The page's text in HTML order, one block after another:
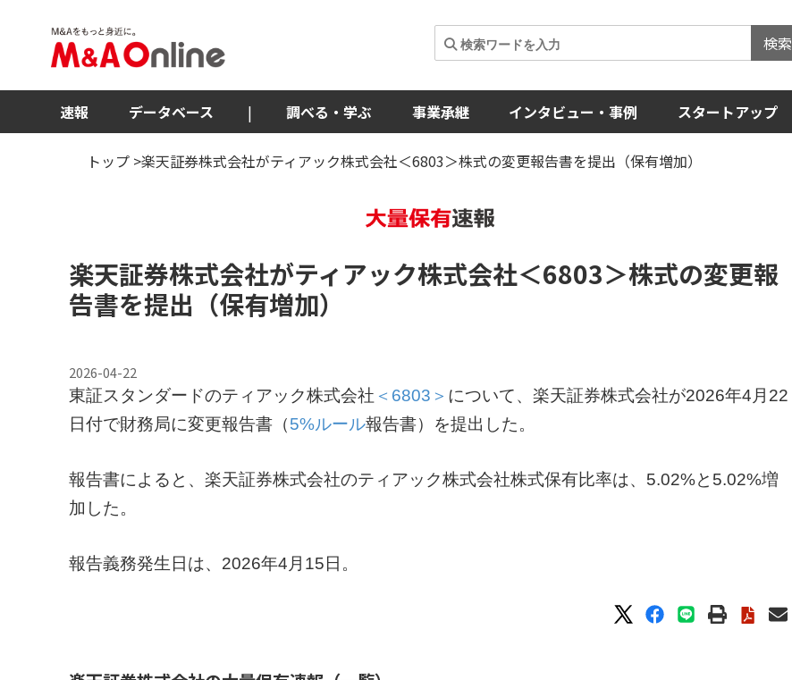
検索
速報 データベース | 調べる・学ぶ 事業承継 インタビュー・事例 スタートアップ
トップ >楽天証券株式会社がティアック株式会社＜6803＞株式の変更報告書を提出（保有増加）
楽天証券株式会社がティアック株式会社＜6803＞株式の変更報
告書を提出（保有増加）
2026-04-22
東証スタンダードのティアック株式会社 ＜6803＞ について、楽天証券株式会社が2026年4月22
日付で財務局に変更報告書（5%ルール報告書）を提出した。
報告書によると、楽天証券株式会社のティアック株式会社株式保有比率は、5.02%と5.02%増
加した。
報告義務発生日は、2026年4月15日。